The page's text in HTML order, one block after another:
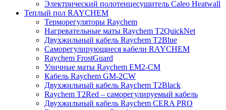
Электрический полотенцесушитель Caleo Heatwall
Теплый пол RAYCHEM
Терморегуляторы Raychem
Нагревательные маты Raychem T2QuickNet
Двухжильный кабель Raychem T2Blue
Саморегулирующиеся кабели RAYCHEM
Raychem FrostGuard
Уличные маты Raychem EM2-CM
Кабель Raychem GM-2CW
Двухжильный кабель Raychem T2Black
Raychem T2Red – саморегулируемый кабель
Двухжильный кабель Raychem CERA PRO